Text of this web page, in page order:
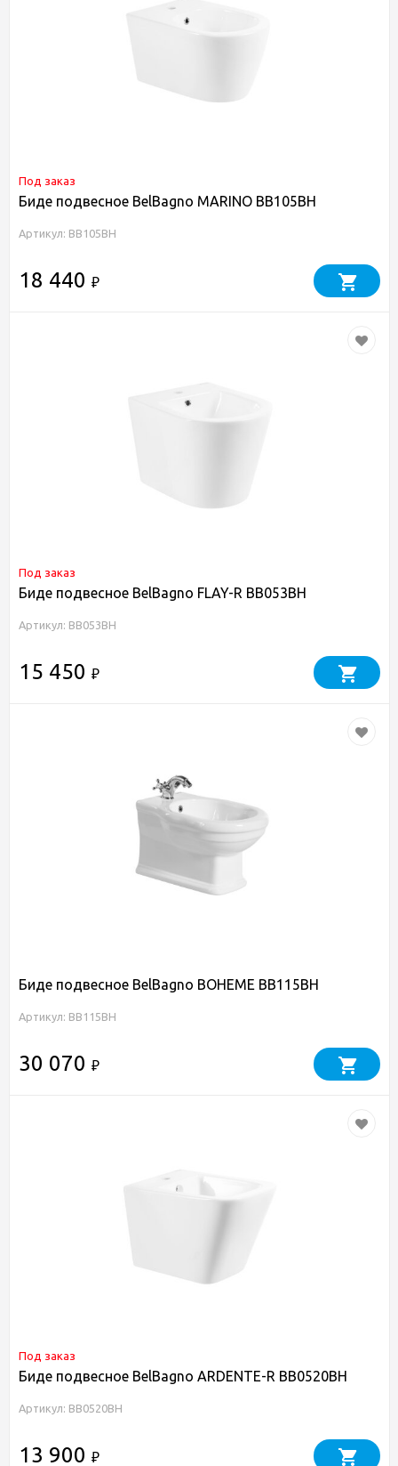
Под заказ
Биде подвесное BelBagno MARINO BB105BH
Артикул: BB105BH
18 440 ₽
Под заказ
Биде подвесное BelBagno FLAY-R BB053BH
Артикул: BB053BH
15 450 ₽
Биде подвесное BelBagno BOHEME BB115BH
Артикул: BB115BH
30 070 ₽
Под заказ
Биде подвесное BelBagno ARDENTE-R BB0520BH
Артикул: BB0520BH
13 900 ₽